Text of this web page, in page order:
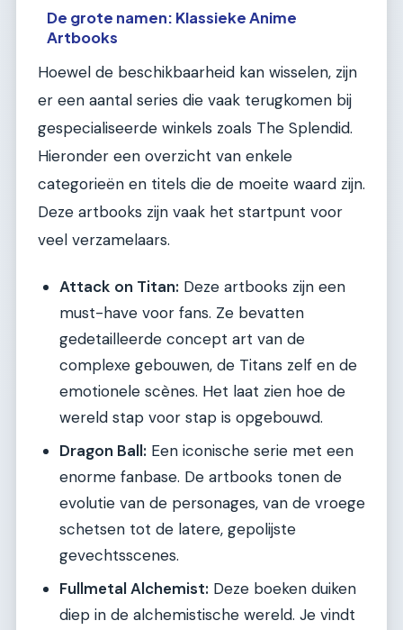
De grote namen: Klassieke Anime
Artbooks
Hoewel de beschikbaarheid kan wisselen, zijn
er een aantal series die vaak terugkomen bij
gespecialiseerde winkels zoals The Splendid.
Hieronder een overzicht van enkele
categorieën en titels die de moeite waard zijn.
Deze artbooks zijn vaak het startpunt voor
veel verzamelaars.
Attack on Titan: Deze artbooks zijn een
must-have voor fans. Ze bevatten
gedetailleerde concept art van de
complexe gebouwen, de Titans zelf en de
emotionele scènes. Het laat zien hoe de
wereld stap voor stap is opgebouwd.
Dragon Ball: Een iconische serie met een
enorme fanbase. De artbooks tonen de
evolutie van de personages, van de vroege
schetsen tot de latere, gepolijste
gevechtsscenes.
Fullmetal Alchemist: Deze boeken duiken
diep in de alchemistische wereld. Je vindt